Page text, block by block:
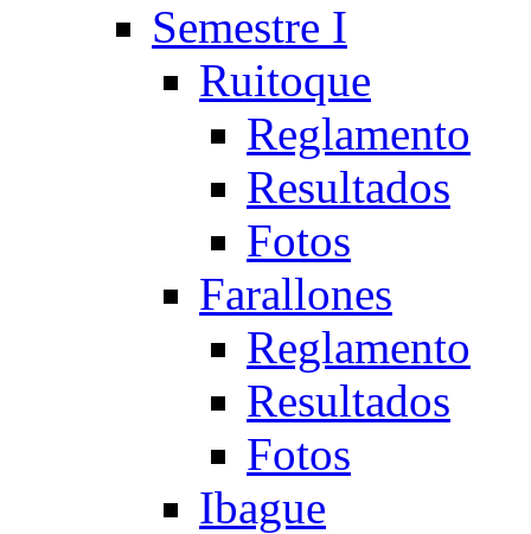
Semestre I
Ruitoque
Reglamento
Resultados
Fotos
Farallones
Reglamento
Resultados
Fotos
Ibague